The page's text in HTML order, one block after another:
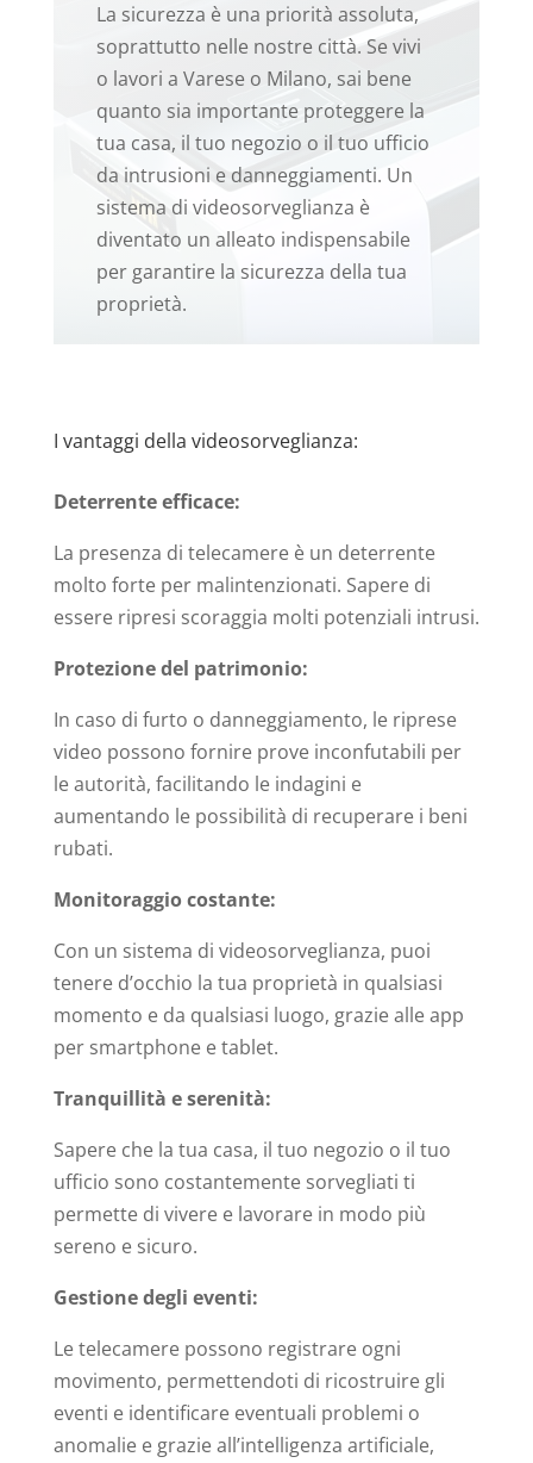
La sicurezza è una priorità assoluta,
soprattutto nelle nostre città. Se vivi
o lavori a Varese o Milano, sai bene
quanto sia importante proteggere la
tua casa, il tuo negozio o il tuo ufficio
da intrusioni e danneggiamenti. Un
sistema di videosorveglianza è
diventato un alleato indispensabile
per garantire la sicurezza della tua
proprietà.
I vantaggi della videosorveglianza:
Deterrente efficace:
La presenza di telecamere è un deterrente
molto forte per malintenzionati. Sapere di
essere ripresi scoraggia molti potenziali intrusi.
Protezione del patrimonio:
In caso di furto o danneggiamento, le riprese
video possono fornire prove inconfutabili per
le autorità, facilitando le indagini e
aumentando le possibilità di recuperare i beni
rubati.
Monitoraggio costante:
Con un sistema di videosorveglianza, puoi
tenere d’occhio la tua proprietà in qualsiasi
momento e da qualsiasi luogo, grazie alle app
per smartphone e tablet.
Tranquillità e serenità:
Sapere che la tua casa, il tuo negozio o il tuo
ufficio sono costantemente sorvegliati ti
permette di vivere e lavorare in modo più
sereno e sicuro.
Gestione degli eventi:
Le telecamere possono registrare ogni
movimento, permettendoti di ricostruire gli
eventi e identificare eventuali problemi o
anomalie e grazie all’intelligenza artificiale,